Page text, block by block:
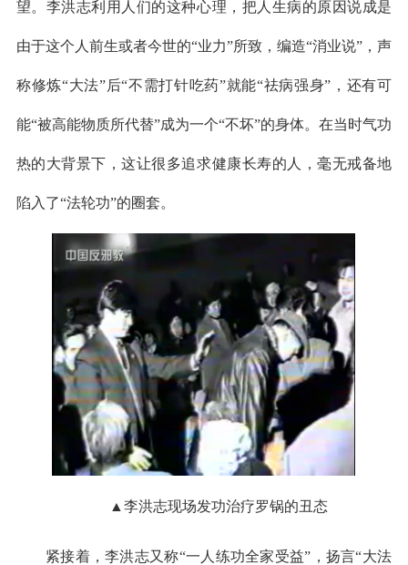
望。李洪志利用人们的这种心理，把人生病的原因说成是
由于这个人前生或者今世的“业力”所致，编造“消业说”，声
称修炼“大法”后“不需打针吃药”就能“祛病强身”，还有可
能“被高能物质所代替”成为一个“不坏”的身体。在当时气功
热的大背景下，这让很多追求健康长寿的人，毫无戒备地
陷入了“法轮功”的圈套。
▲李洪志现场发功治疗罗锅的丑态
紧接着，李洪志又称“一人练功全家受益”，扬言“大法